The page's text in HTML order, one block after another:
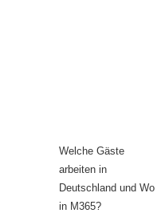
Welche Gäste
arbeiten in
Deutschland und Wo
in M365?